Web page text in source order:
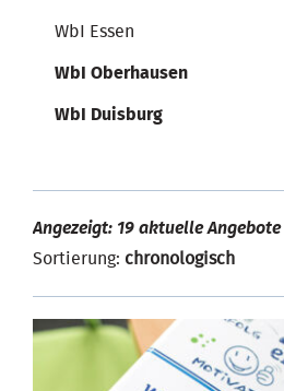
WbI Essen
WbI Oberhausen
WbI Duisburg
Angezeigt: 19 aktuelle Angebote
Sortierung: chronologisch